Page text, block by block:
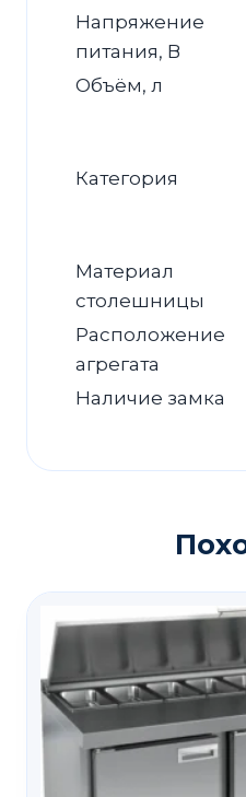
Напряжение
питания, В
Объём, л
Категория
Материал
столешницы
Расположение
агрегата
Наличие замка